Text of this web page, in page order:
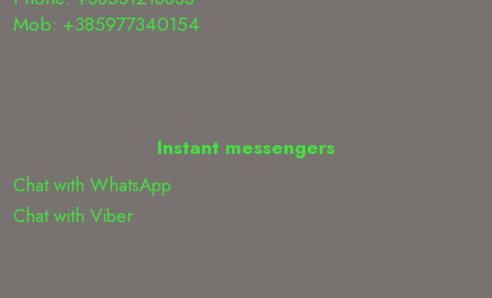
Mob: +385977340154
Instant messengers
Chat with WhatsApp
Chat with Viber